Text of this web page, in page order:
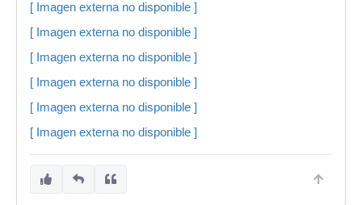
[ Imagen externa no disponible ]
[ Imagen externa no disponible ]
[ Imagen externa no disponible ]
[ Imagen externa no disponible ]
[ Imagen externa no disponible ]
[ Imagen externa no disponible ]